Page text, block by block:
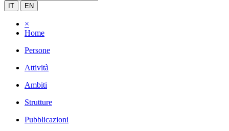
IT EN
×
Home
Persone
Attività
Ambiti
Strutture
Pubblicazioni